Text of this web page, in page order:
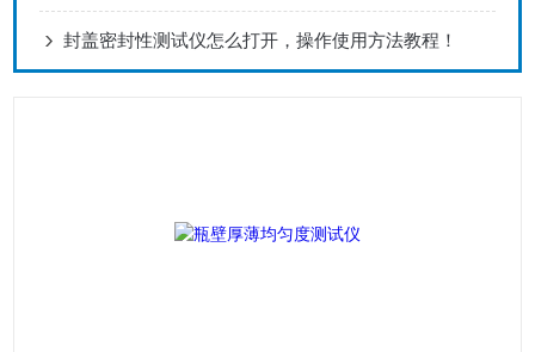
封盖密封性测试仪怎么打开，操作使用方法教程！